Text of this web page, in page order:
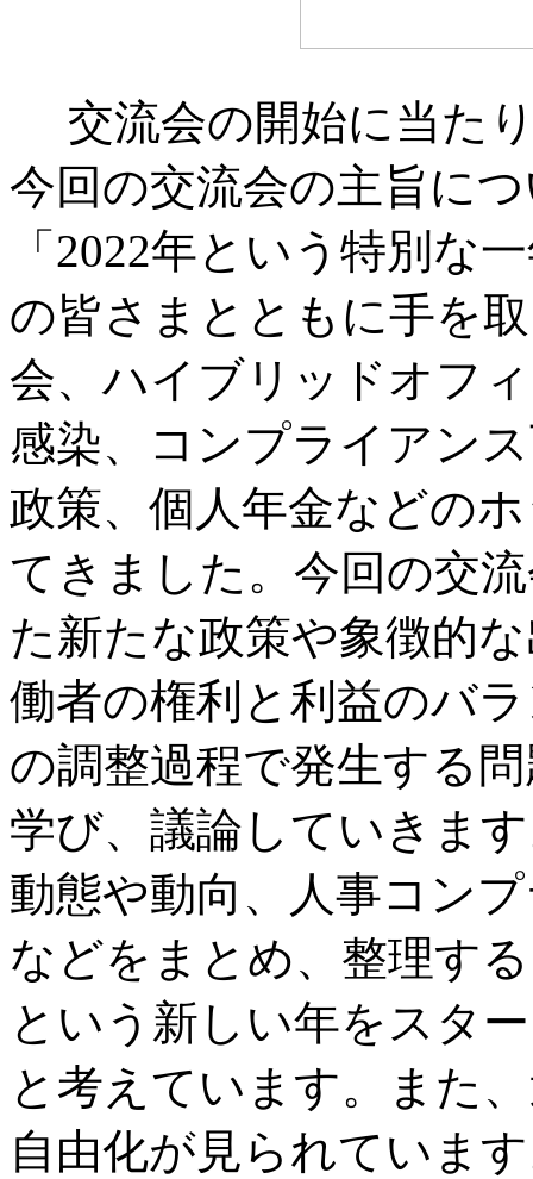
交流会の開始に当た
今回の交流会の主旨に
「2022年という特別な
の皆さまとともに手を
会、ハイブリッドオフ
感染、コンプライアン
政策、個人年金などの
てきました。今回の交
た新たな政策や象徴的
働者の権利と利益のバ
の調整過程で発生する
学び、議論していきま
動態や動向、人事コン
などをまとめ、整理す
という新しい年をスタ
と考えています。また
自由化が見られていま